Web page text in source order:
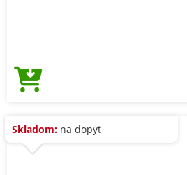
Skladom: na dopyt